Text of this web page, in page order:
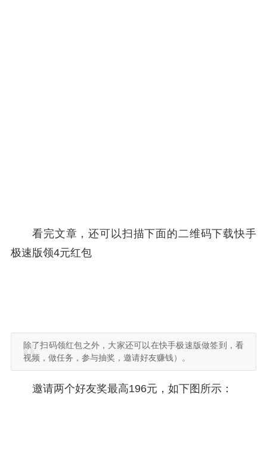
看完文章，还可以扫描下面的二维码下载快手
极速版领4元红包
除了扫码领红包之外，大家还可以在快手极速版做签到，看
视频，做任务，参与抽奖，邀请好友赚钱）。
邀请两个好友奖最高196元，如下图所示：